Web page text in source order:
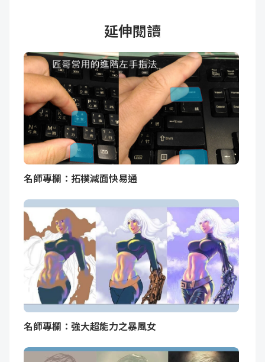
延伸閱讀
名師專欄：拓樸減面快易通
名師專欄：強大超能力之暴風女